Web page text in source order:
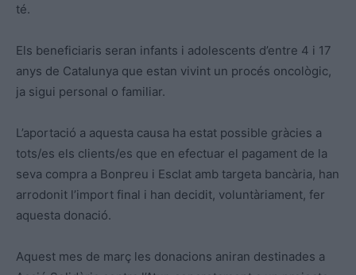
té.
Els beneficiaris seran infants i adolescents d’entre 4 i 17
anys de Catalunya que estan vivint un procés oncològic,
ja sigui personal o familiar.
L’aportació a aquesta causa ha estat possible gràcies a
tots/es els clients/es que en efectuar el pagament de la
seva compra a Bonpreu i Esclat amb targeta bancària, han
arrodonit l’import final i han decidit, voluntàriament, fer
aquesta donació.
Aquest mes de març les donacions aniran destinades a